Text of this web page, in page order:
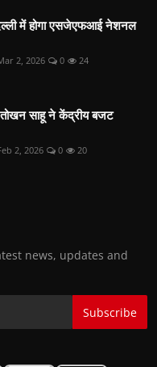
में होगा एसजेएफआई नेशनल
2, 2026 0 24
तोखन साहू ने केंद्रीय बजट
2, 2026 0 20
news, updates and
Subscribe